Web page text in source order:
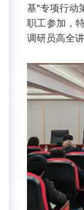
基"专项行动
职工参加，
调研员高全讲